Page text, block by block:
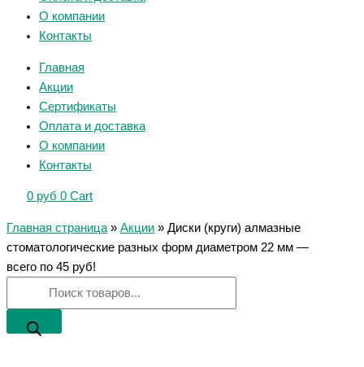
О компании
Контакты
Главная
Акции
Сертификаты
Оплата и доставка
О компании
Контакты
0 руб 0 Cart
Главная страница » Акции » Диски (круги) алмазные
стоматологические разных форм диаметром 22 мм —
всего по 45 руб!